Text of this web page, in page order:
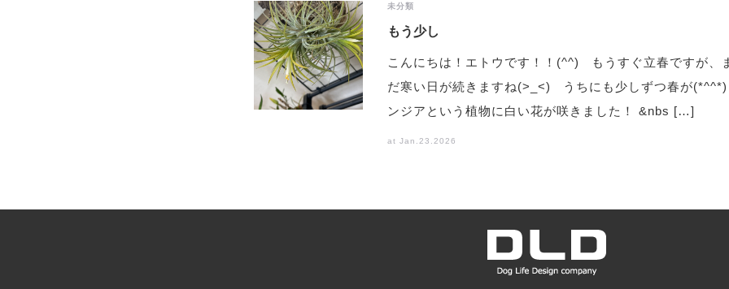
未分類
もう少し
こんにちは！エトウです！！(^^) もうすぐ立春ですが、
だ寒い日が続きますね(>_<) うちにも少しずつ春が(*^^*)
ンジアという植物に白い花が咲きました！ &nbs […]
at Jan.23.2026